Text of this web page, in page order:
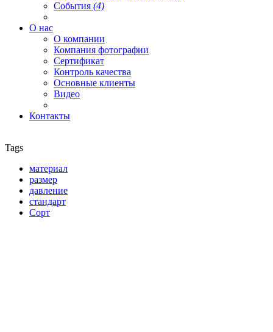
События (4)
О нас
О компании
Компания фотографии
Сертификат
Контроль качества
Основные клиенты
Видео
Контакты
Tags
материал
размер
давление
стандарт
Сорт